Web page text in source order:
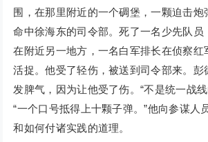
围，在那里附近的一个碉堡，一颗迫击炮
命中徐海东的司令部。死了一名少先队员
在附近另一地方，一名白军排长在侦察红
活捉。他受了轻伤，被送到司令部来。彭
发脾气，因为让他受了伤。“不是统一战线
“一个口号抵得上十颗子弹。”他向参谋人
和如何付诸实践的道理。